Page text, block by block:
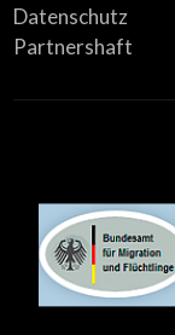
Datenschutz
Partnershaft